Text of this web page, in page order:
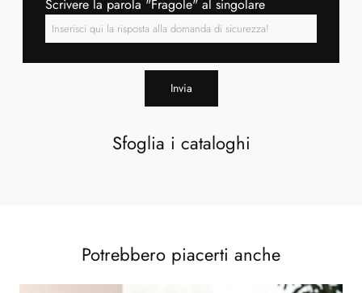
Sfoglia i cataloghi
Scrivere la parola "Fragole" al singolare
Invia
Potrebbero piacerti anche